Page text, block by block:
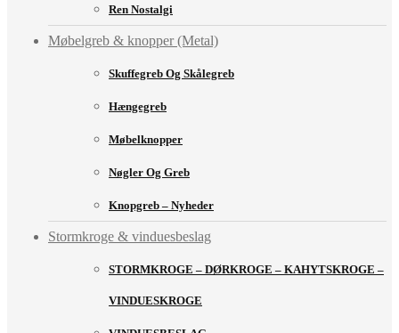
Ren Nostalgi
Møbelgreb & knopper (Metal)
Skuffegreb Og Skålegreb
Hængegreb
Møbelknopper
Nøgler Og Greb
Knopgreb – Nyheder
Stormkroge & vinduesbeslag
STORMKROGE – DØRKROGE – KAHYTSKROGE –
VINDUESKROGE